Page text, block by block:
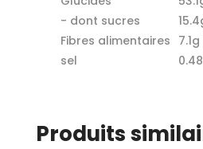
- dont sucres
Fibres alimentaires 7.1g
sel
Produits